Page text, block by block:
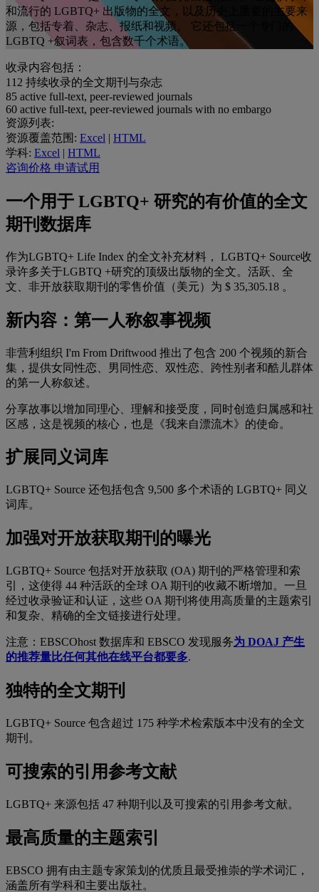
和流行的 LGBTQ+ 出版物的全文，以及历史上重要的主要来
源，包括专着、杂志、报纸和视频。 它还包括一个专门的
LGBTQ +叙词表，包含数千个术语。
收录内容包括：
112 持续收录的全文期刊与杂志
85 active full-text, peer-reviewed journals
60 active full-text, peer-reviewed journals with no embargo
资源列表:
资源覆盖范围: Excel | HTML
学科: Excel | HTML
咨询价格 申请试用
一个用于 LGBTQ+ 研究的有价值的全文
期刊数据库
作为LGBTQ+ Life Index 的全文补充材料， LGBTQ+ Source收
录许多关于LGBTQ +研究的顶级出版物的全文。活跃、全
文、非开放获取期刊的零售价值（美元）为 $ 35,305.18 。
新内容：第一人称叙事视频
非营利组织 I'm From Driftwood 推出了包含 200 个视频的新合
集，提供女同性恋、男同性恋、双性恋、跨性别者和酷儿群体
的第一人称叙述。
分享故事以增加同理心、理解和接受度，同时创造归属感和社
区感，这是视频的核心，也是《我来自漂流木》的使命。
扩展同义词库
LGBTQ+ Source 还包括包含 9,500 多个术语的 LGBTQ+ 同义
词库。
加强对开放获取期刊的曝光
LGBTQ+ Source 包括对开放获取 (OA) 期刊的严格管理和索
引，这使得 44 种活跃的全球 OA 期刊的收藏不断增加。一旦
经过收录验证和认证，这些 OA 期刊将使用高质量的主题索引
和复杂、精确的全文链接进行处理。
注意：EBSCOhost 数据库和 EBSCO 发现服务为 DOAJ 产生
的推荐量比任何其他在线平台都要多.
独特的全文期刊
LGBTQ+ Source 包含超过 175 种学术检索版本中没有的全文
期刊。
可搜索的引用参考文献
LGBTQ+ 来源包括 47 种期刊以及可搜索的引用参考文献。
最高质量的主题索引
EBSCO 拥有由主题专家策划的优质且最受推崇的学术词汇，
涵盖所有学科和主要出版社。